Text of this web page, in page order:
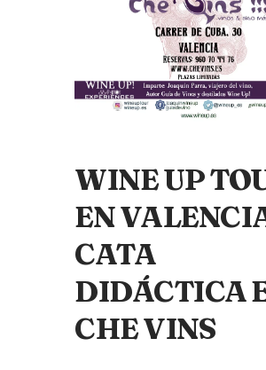
WINE UP
EN
CATA
DIDÁCTICA
CHE VINS